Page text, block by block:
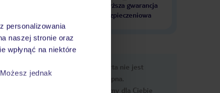
personalizowania
naszej stronie oraz
wpłynąć na niektóre
jednak
Najwyższa gwarancja
ubezpieczeniowa
Ups, ta oferta nie jest
dostępna.
Przygotowaliśmy dla Ciebie